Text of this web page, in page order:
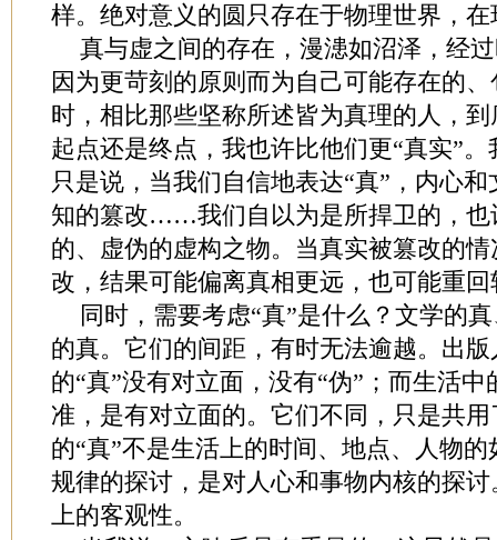
样。绝对意义的圆只存在于物理世界，
真与虚之间的存在，漫漶如沼泽，经
因为更苛刻的原则而为自己可能存在的
时，相比那些坚称所述皆为真理的人，
起点还是终点，我也许比他们更“真实”
只是说，当我们自信地表达“真”，内心
知的篡改……我们自以为是所捍卫的，也
的、虚伪的虚构之物。当真实被篡改的
改，结果可能偏离真相更远，也可能重回
同时，需要考虑“真”是什么？文学的
的真。它们的间距，有时无法逾越。出
的“真”没有对立面，没有“伪”；而生活
准，是有对立面的。它们不同，只是共
的“真”不是生活上的时间、地点、人物
规律的探讨，是对人心和事物内核的探
上的客观性。